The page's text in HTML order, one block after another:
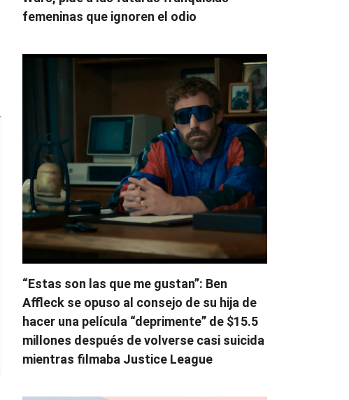
femeninas que ignoren el odio
“Estas son las que me gustan”: Ben
Affleck se opuso al consejo de su hija de
hacer una película “deprimente” de $15.5
millones después de volverse casi suicida
mientras filmaba Justice League